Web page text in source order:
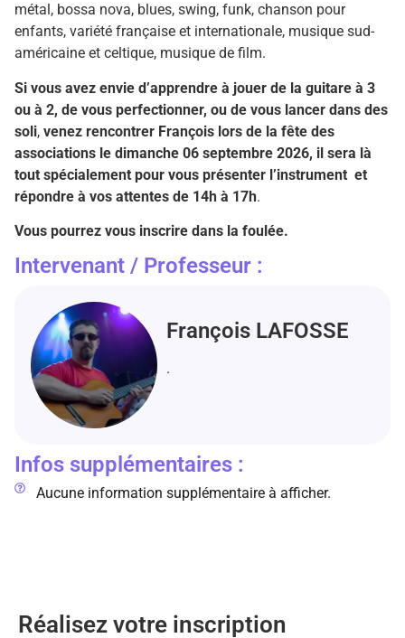
métal, bossa nova, blues, swing, funk, chanson pour
enfants, variété française et internationale, musique sud-
américaine et celtique, musique de film.
Si vous avez envie d’apprendre à jouer de la guitare à 3
ou à 2, de vous perfectionner, ou de vous lancer dans des
soli, venez rencontrer François lors de la fête des
associations le dimanche 06 septembre 2026, il sera là
tout spécialement pour vous présenter l’instrument et
répondre à vos attentes de 14h à 17h.
Vous pourrez vous inscrire dans la foulée.
Intervenant / Professeur :
François LAFOSSE
.
Infos supplémentaires :
Aucune information supplémentaire à afficher.
Réalisez votre inscription